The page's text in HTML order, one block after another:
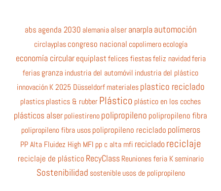
abs agenda 2030 alemania alser anarpla automoción
circlayplas congreso nacional copolimero ecología
economía circular equiplastfelices fiestasfeliz navidadferia
feriasgranza industria del automóvil industria del plástico
innovación K 2025 Düsseldorf materiales plastico reciclado
plasticsplastics & rubberPlástico plástico en los coches
plásticos alserpoliestirenopolipropileno polipropileno fibra
polipropileno fibra usos polipropileno reciclado polímeros
PP Alta Fluidez High MFI pp c alta mfi reciclado reciclaje
reciclaje de plástico RecyClass Reuniones feria K seminario
Sostenibilidad sostenible usos de polipropileno